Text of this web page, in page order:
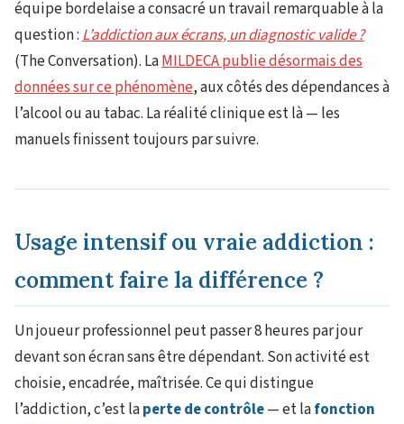
équipe bordelaise a consacré un travail remarquable à la
question :L’addiction aux écrans, un diagnostic valide ?
(The Conversation). LaMILDECA publie désormais des
données sur ce phénomène, aux côtés des dépendances à
l’alcool ou au tabac. La réalité clinique est là — les
manuels finissent toujours par suivre.
Usage intensif ou vraie addiction :
comment faire la différence ?
Un joueur professionnel peut passer 8 heures par jour
devant son écran sans être dépendant. Son activité est
choisie, encadrée, maîtrisée. Ce qui distingue
l’addiction, c’est laperte de contrôle— et lafonction